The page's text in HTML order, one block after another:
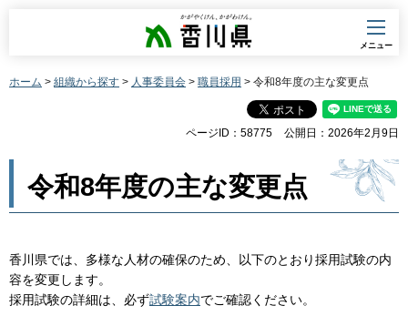
香川県
メニュー
ホーム > 組織から探す > 人事委員会 > 職員採用 > 令和8年度の主な変更点
ページID：58775 公開日：2026年2月9日
令和8年度の主な変更点
香川県では、多様な人材の確保のため、以下のとおり採用試験の内
容を変更します。
採用試験の詳細は、必ず試験案内でご確認ください。